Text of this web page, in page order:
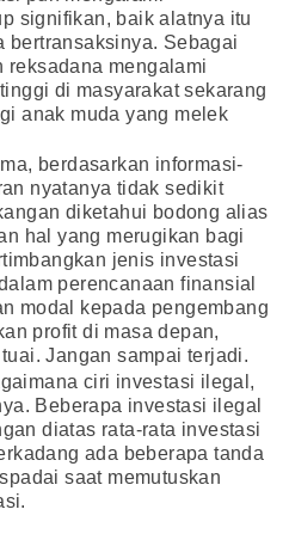
signifikan, baik alatnya itu
bertransaksinya. Sebagai
reksadana mengalami
di masyarakat sekarang
anak muda yang melek
berdasarkan informasi-
nyatanya tidak sedikit
diketahui bodong alias
hal yang merugikan bagi
jenis investasi
perencanaan finansial
modal kepada pengembang
profit di masa depan,
Jangan sampai terjadi.
ciri investasi ilegal,
Beberapa investasi ilegal
diatas rata-rata investasi
ada beberapa tanda
saat memutuskan